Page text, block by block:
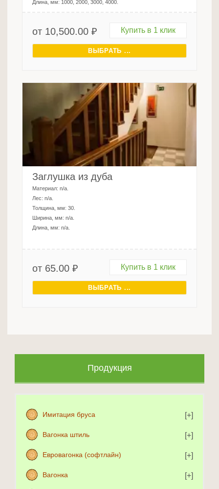
Продукция
Имитация бруса
Вагонка штиль
Евровагонка (софтлайн)
Вагонка
Длина, мм: 1000, 2000, 3000, 4000.
от 10,500.00 ₽ Купить в 1 клик
ВЫБРАТЬ ...
Заглушка из дуба
Материал: n/a.
Лес: n/a.
Толщина, мм: 30.
Ширина, мм: n/a.
Длина, мм: n/a.
от 65.00 ₽ Купить в 1 клик
ВЫБРАТЬ ...